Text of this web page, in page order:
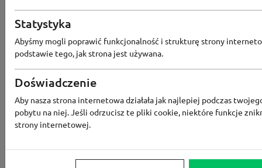
Popularne sklepy
RTV EURO AGD MODIVO HEBE
MEDIA EXPERT
BORN2BE
KOMFORT CCC SMYK
LOUNGE BY ZALANDO
SHEIN
ERLI ANSWEAR 4F OLEOLE!
Statystyka
Abyśmy mogli poprawić funkcjonalność i strukturę strony
podstawie tego, jak strona jest używana.
Doświadczenie
Aby nasza strona internetowa działała jak najlepiej podczas
pobytu na niej. Jeśli odrzucisz te pliki cookie, niektóre funkcje
strony internetowej.